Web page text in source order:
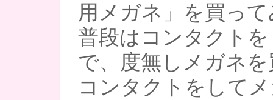
用メガネ」を買っ
普段はコンタクト
で、度無しメガネ
コンタクトをして